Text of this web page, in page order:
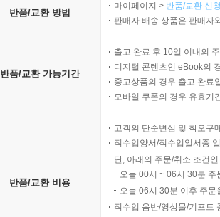
반품/교환 방법
마이페이지 > 반품/교환 신
판매자 배송 상품은 판매자
반품/교환 가능기간
출고 완료 후 10일 이내의
디지털 콘텐츠인 eBook의
중고상품의 경우 출고 완료
모바일 쿠폰의 경우 유효기
반품/교환 비용
고객의 단순변심 및 착오구
직수입양서/직수입일서중
단, 아래의 주문/취소 조건
오늘 00시 ~ 06시 30분
오늘 06시 30분 이후 주
직수입 음반/영상물/기프트